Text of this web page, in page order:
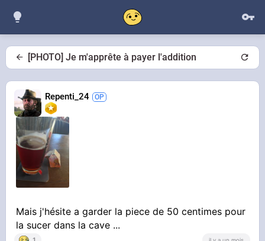
[PHOTO] Je m'apprête à payer l'addition
Repenti_24
Mais j'hésite a garder la piece de 50 centimes pour
la sucer dans la cave ...